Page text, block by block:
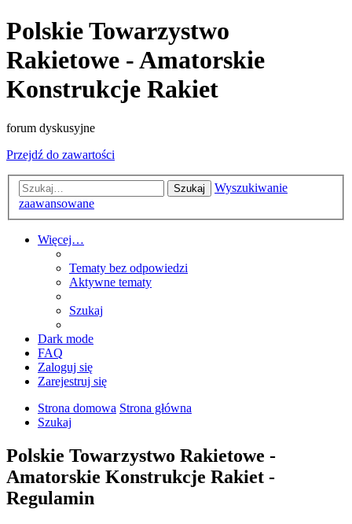
Polskie Towarzystwo
Rakietowe - Amatorskie
Konstrukcje Rakiet
forum dyskusyjne
Przejdź do zawartości
Szukaj
Wyszukiwanie
zaawansowane
Więcej…
Tematy bez odpowiedzi
Aktywne tematy
Szukaj
Dark mode
FAQ
Zaloguj się
Zarejestruj się
Strona domowa Strona główna
Szukaj
Polskie Towarzystwo Rakietowe -
Amatorskie Konstrukcje Rakiet -
Regulamin